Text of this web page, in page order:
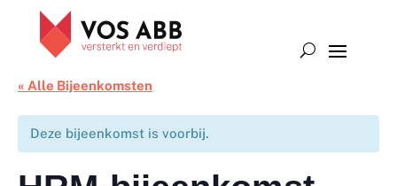
« Alle Bijeenkomsten
Deze bijeenkomst is voorbij.